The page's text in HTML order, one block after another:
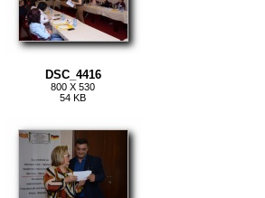
DSC_4416
800 X 530
54 KB